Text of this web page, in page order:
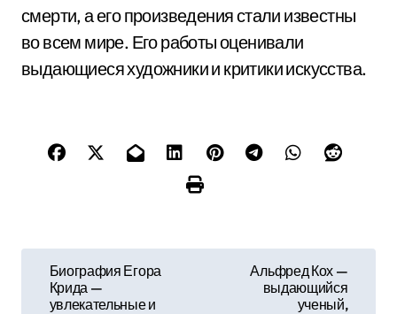
смерти, а его произведения стали известны
во всем мире. Его работы оценивали
выдающиеся художники и критики искусства.
Биография Егора
Крида —
увлекательные и
Альфред Кох —
выдающийся
ученый,